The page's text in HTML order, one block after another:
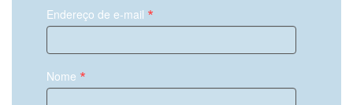
Endereço de e-mail *
Nome *